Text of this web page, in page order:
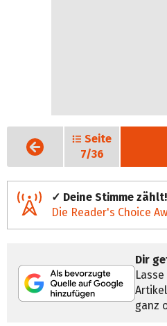
Vorige
Seite
Seite
7/36
✓ Deine Stimme zählt!
Die Reader's Choice
Dir
ganz